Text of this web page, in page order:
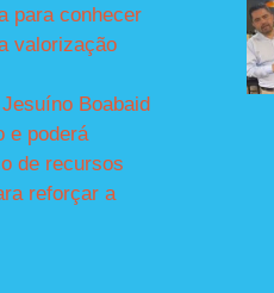
para conhecer
valorização
Boabaid
e poderá
de recursos
reforçar a